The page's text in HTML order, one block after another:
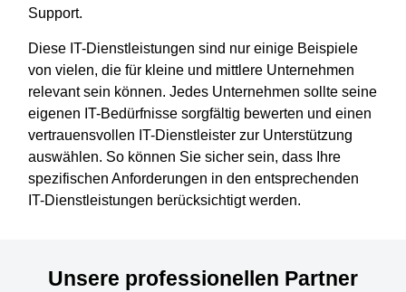
Support.
Diese IT-Dienstleistungen sind nur einige Beispiele
von vielen, die für kleine und mittlere Unternehmen
relevant sein können. Jedes Unternehmen sollte seine
eigenen IT-Bedürfnisse sorgfältig bewerten und einen
vertrauensvollen IT-Dienstleister zur Unterstützung
auswählen. So können Sie sicher sein, dass Ihre
spezifischen Anforderungen in den entsprechenden
IT-Dienstleistungen berücksichtigt werden.
Unsere professionellen Partner